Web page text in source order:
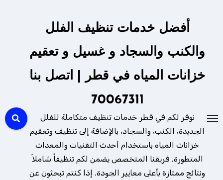
أفضل خدمات تنظيف الفلل
والكنب والسجاد و غسيل و تعقيم
خزانات المياه في قطر | اتصل بنا
70067311
نوفر لكم في قطر خدمات تنظيف متكاملة للفلل
الجديدة، الكنب، والسجاد، بالإضافة إلى تنظيف وتعقيم
خزانات المياه باستخدام أحدث التقنيات والمعدات
المتطورة. فريقنا المتخصص يضمن لكم تنظيفاً شاملاً
ونتائج ممتازة بأعلى معايير الجودة. إذا كنتم تبحثون عن